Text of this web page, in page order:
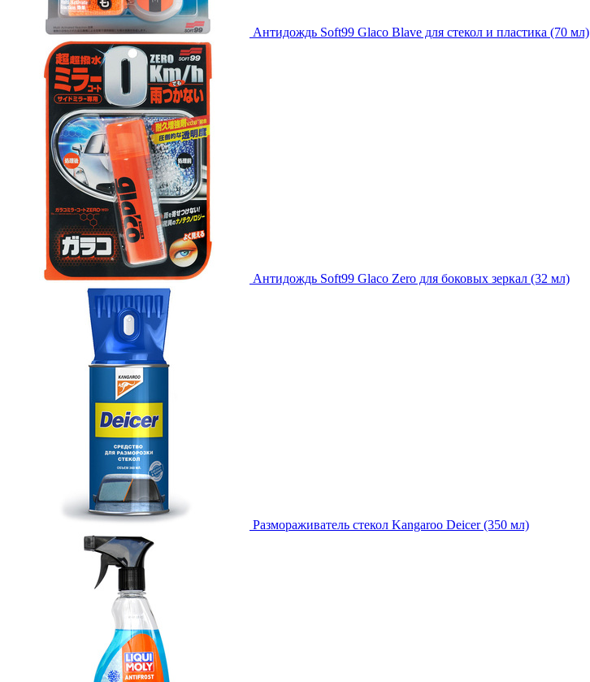
Антидождь Soft99 Glaco Blave для стекол и пластика (70 мл)
Антидождь Soft99 Glaco Zero для боковых зеркал (32 мл)
Размораживатель стекол Kangaroo Deicer (350 мл)